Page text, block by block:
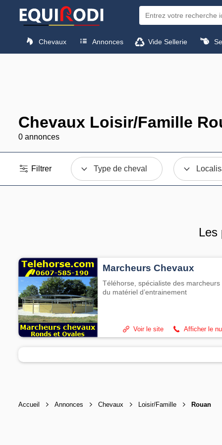
Chevaux Annonces Vide Sellerie
Chevaux Loisir/Famille
0 annonces
Filtrer Type de cheval
Les
Marcheurs Chevaux
Téléhorse, spécialiste des marcheurs
du matériel d’entrainement
Afficher le
Voir le site
Accueil Annonces Chevaux Loisir/Famille Rouan